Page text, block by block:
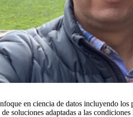
en ciencia de datos incluyendo
soluciones adaptadas a las